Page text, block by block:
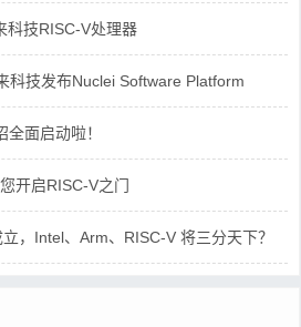
科技RISC-V处理器
科技发布Nuclei Software Platform
面启动啦！
开启RISC-V之门
，Intel、Arm、RISC-V 将三分天下？